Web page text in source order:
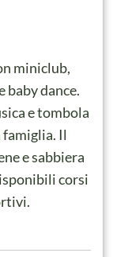
miniclub,
baby dance.
e tombola
Il
e sabbiera
corsi